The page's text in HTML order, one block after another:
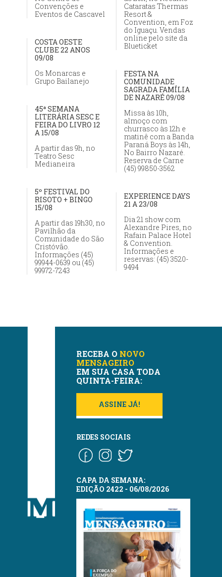
Convenções e
Eventos de Cascavel
Cataratas Thermas
Resort &
Convention, em Foz
do Iguaçu. Vendas
online pelo site da
Blueticket
COSTA OESTE
CLUBE 22 ANOS
09/08
Os Monarcas e
Grupo Bailanejo
FESTA NA
COMUNIDADE
SAGRADA FAMÍLIA
DE NAZARÉ 09/08
Missa às 10h,
almoço com
churrasco às 12h e
matinê com a Banda
Paraná Boys às 14h,
No Bairro Nazaré.
Reserva de Carne
(45) 99850-3562
45ª SEMANA
LITERÁRIA SESC E
FEIRA DO LIVRO 12
A 15/08
A partir das 9h, no
Teatro Sesc
Medianeira
5º FESTIVAL DO
RISOTO + BINGO
15/08
A partir das 19h30, no
Pavilhão da
Comunidade do São
Cristóvão.
Informações (45)
99944-0639 ou (45)
99972-7243
EXPERIENCE DAYS
21 A 23/08
Dia 21 show com
Alexandre Pires, no
Rafain Palace Hotel
& Convention.
Informações e
reservas: (45) 3520-
9494
RECEBA O NOVO
MENSAGEIRO
EM SUA CASA TODA
QUINTA-FEIRA:
ASSINE JÁ!
REDES SOCIAIS
CAPA DA SEMANA:
EDIÇÃO 2422 - 06/08/2026